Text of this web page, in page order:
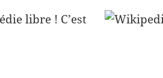
libre ! C’est